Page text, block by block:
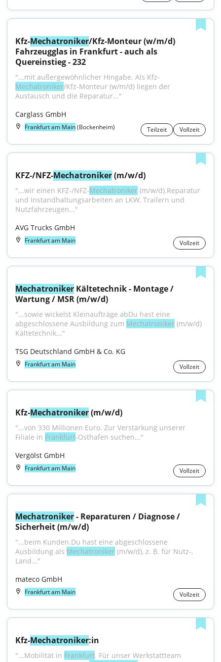
Kfz-Mechatroniker/Kfz-Monteur (w/m/d)
Fahrzeugglas in Frankfurt - auch als
Quereinstieg - 232
"...mit außergewöhnlicher Hingabe. Als Kfz-
Mechatroniker/Kfz-Monteur (w/m/d) liegen der
Austausch und die Reparatur..."
Carglass GmbH
Frankfurt am Main(Bockenheim) Teilzeit Vollzeit
KFZ-/NFZ-Mechatroniker (m/w/d)
"...wir einen KFZ-/NFZ-Mechatroniker (m/w/d).Reparatur
und Instandhaltungsarbeiten an LKW, Trailern und
Nutzfahrzeugen..."
AVG Trucks GmbH
Frankfurt am Main Vollzeit
Mechatroniker Kältetechnik - Montage /
Wartung / MSR (m/w/d)
"...sowie wickelst Kleinaufträge abDu hast eine
abgeschlossene Ausbildung zum Mechatroniker (m/w/d)
Kältetechnik..."
TSG Deutschland GmbH & Co. KG
Frankfurt am Main Vollzeit
Kfz-Mechatroniker (m/w/d)
"...von 330 Millionen Euro. Zur Verstärkung unserer
Filiale in Frankfurt-Osthafen suchen..."
Vergölst GmbH
Frankfurt am Main Vollzeit
Mechatroniker - Reparaturen / Diagnose /
Sicherheit (m/w/d)
"...beim Kunden.Du hast eine abgeschlossene
Ausbildung als Mechatroniker (m/w/d), z. B. für Nutz-,
Land..."
mateco GmbH
Frankfurt am Main Vollzeit
Kfz-Mechatroniker:in
"...Mobilität in Frankfurt. Für unser Werkstattteam